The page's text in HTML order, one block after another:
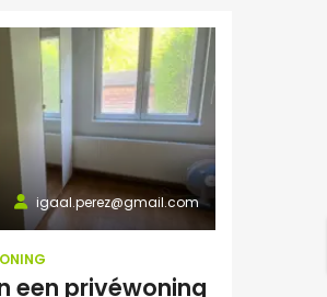
igaal.perez@gmail.com
een privéwoning